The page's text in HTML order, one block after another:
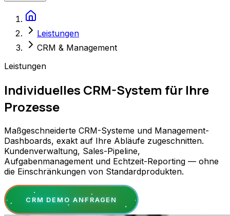
Leistungen
CRM & Management
Leistungen
Individuelles CRM-System für Ihre
Prozesse
Maßgeschneiderte CRM-Systeme und Management-
Dashboards, exakt auf Ihre Abläufe zugeschnitten.
Kundenverwaltung, Sales-Pipeline,
Aufgabenmanagement und Echtzeit-Reporting — ohne
die Einschränkungen von Standardprodukten.
CRM DEMO ANFRAGEN